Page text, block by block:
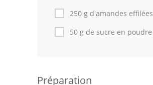
250 g d'amandes effilées
50 g de sucre en poudre
Préparation